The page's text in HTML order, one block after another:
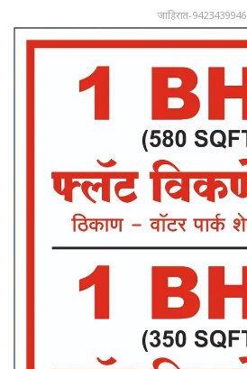
जाहिरात-9423439946